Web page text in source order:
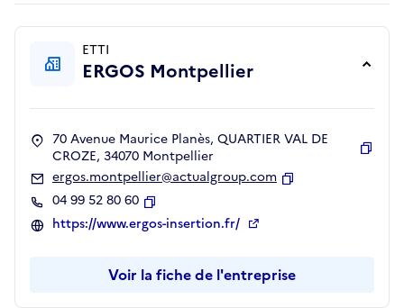
ETTI
ERGOS Montpellier
70 Avenue Maurice Planès, QUARTIER VAL DE
CROZE, 34070 Montpellier
ergos.montpellier@actualgroup.com
04 99 52 80 60
Copier
https://www.ergos-insertion.fr/
Voir la fiche de l'entreprise